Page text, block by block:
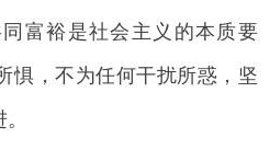
富裕是社会主义的本质要
惧，不为任何干扰所惑，坚